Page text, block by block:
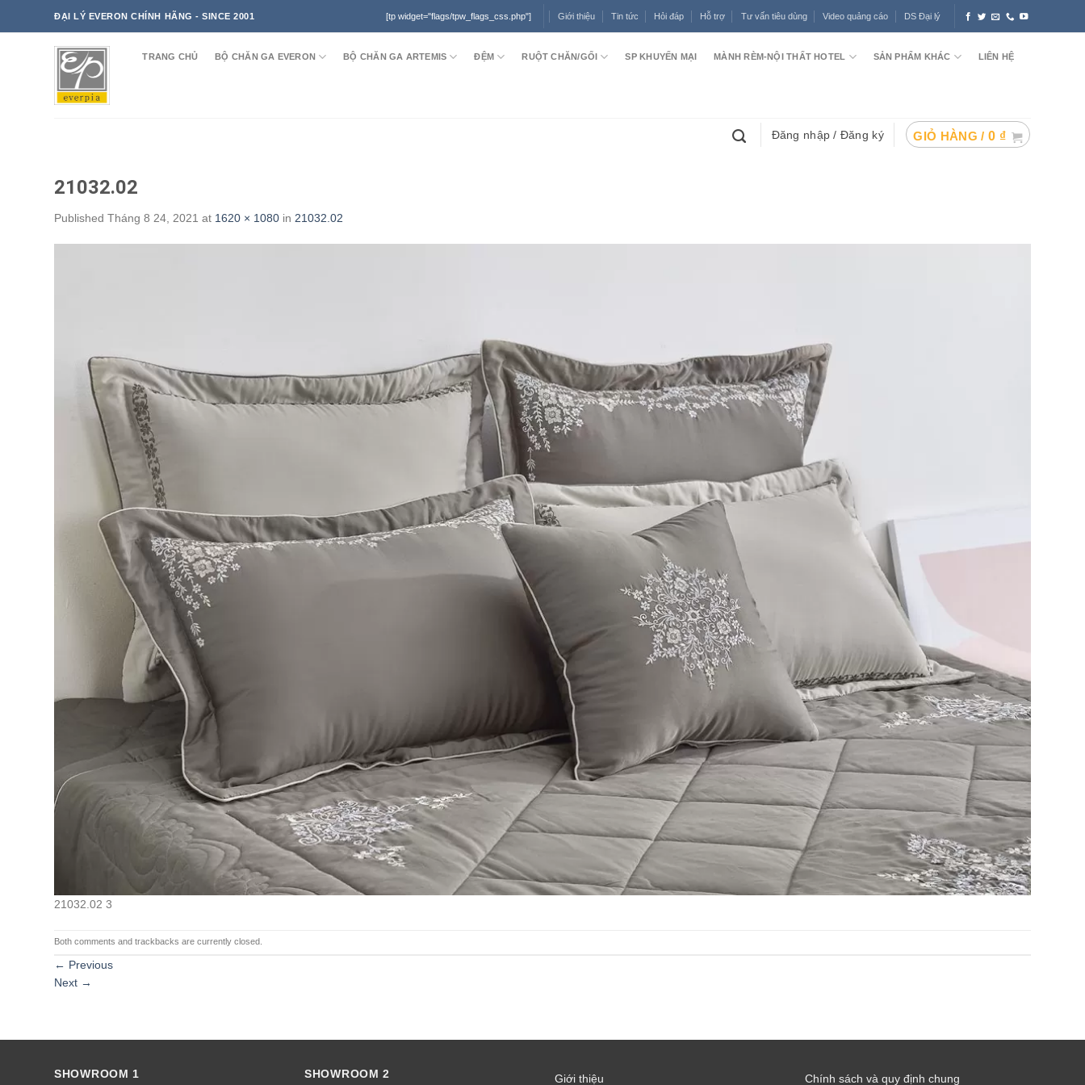
ĐẠI LÝ EVERON CHÍNH HÃNG - SINCE 2001 [tp widget="flags/tpw_flags_css.php"] Giới thiệu Tin tức Hỏi đáp Hỗ trợ Tư vấn tiêu dùng Video quảng cáo DS Đại lý
TRANG CHỦ BỘ CHĂN GA EVERON BỘ CHĂN GA ARTEMIS ĐỆM RUỘT CHĂN/GỐI SP KHUYẾN MẠI MÀNH RÈM-NỘI THẤT HOTEL SẢN PHẨM KHÁC LIÊN HỆ
Đăng nhập / Đăng ký GIỎ HÀNG / 0 ₫
21032.02
Published Tháng 8 24, 2021 at 1620 × 1080 in 21032.02
21032.02 3
Both comments and trackbacks are currently closed.
← Previous
Next →
SHOWROOM 1 SHOWROOM 2 Giới thiệu Chính sách và quy định chung